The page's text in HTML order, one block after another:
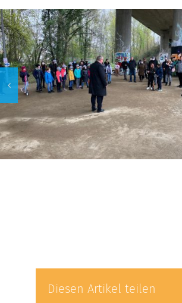
Diesen Artikel teilen